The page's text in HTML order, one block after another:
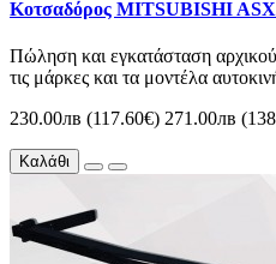
Κοτσαδόρος MITSUBISHI
Πώληση και εγκατάσταση
τις μάρκες και τα μοντέλα
230.00лв (117.60€) 271.00лв
Καλάθι